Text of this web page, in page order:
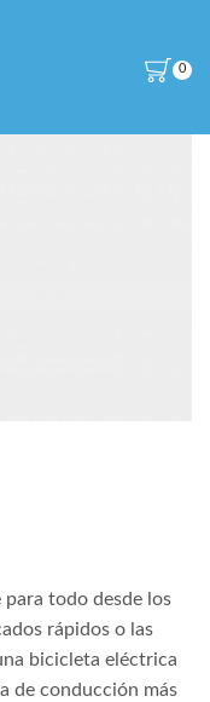
0
para todo desde los
rápidos o las
bicicleta eléctrica
de conducción más